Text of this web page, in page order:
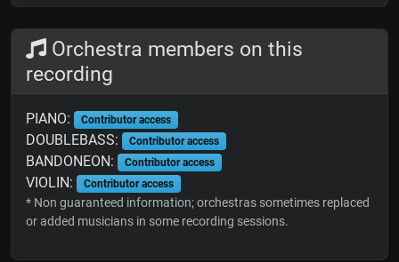
Orchestra members on this
recording
PIANO: Contributor access
DOUBLEBASS: Contributor access
BANDONEON: Contributor access
VIOLIN: Contributor access
* Non guaranteed information; orchestras sometimes replaced
or added musicians in some recording sessions.